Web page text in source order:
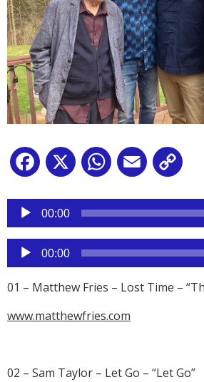
Facebook
X WhatsApp
Email
Reproductor
audio
00:00
Reproductor
de
audio
00:00
01 – Matthew Fries – Lost Time –
www.matthewfries.com
02 – Sam Taylor – Let Go – “Let Go”